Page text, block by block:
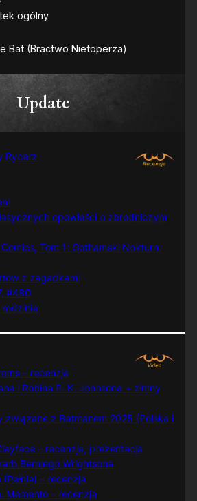
Update
Rycerz
opowieści o zbrodniczym
Tom 1: Gothamski Nokturn:
z zagadkami
#480
rodzinie
– recenzja
i Robina P. K. Johnsona + zimny
związane z Batmanem 2025 (Polska i
– recenzja, prezentacja
Berniego Wrightsona
– recenzja
Memento – recenzja